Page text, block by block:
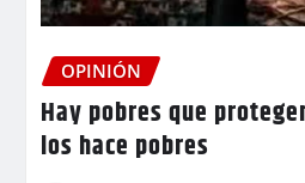
OPINIÓN
Hay pobres que
los hace pobres